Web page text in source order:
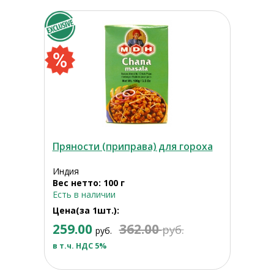
Пряности (приправа) для гороха
Индия
Вес нетто: 100 г
Есть в наличии
Цена(за 1шт.):
259.00 руб. 362.00руб.
в т.ч. НДС 5%